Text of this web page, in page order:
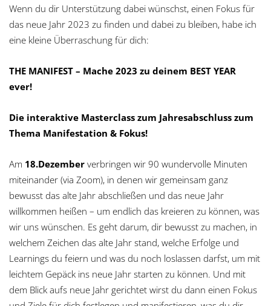
Wenn du dir Unterstützung dabei wünschst, einen Fokus für
das neue Jahr 2023 zu finden und dabei zu bleiben, habe ich
eine kleine Überraschung für dich:
THE MANIFEST – Mache 2023 zu deinem BEST YEAR
ever!
Die interaktive Masterclass zum Jahresabschluss zum
Thema Manifestation & Fokus!
Am 18.Dezember verbringen wir 90 wundervolle Minuten
miteinander (via Zoom), in denen wir gemeinsam ganz
bewusst das alte Jahr abschließen und das neue Jahr
willkommen heißen – um endlich das kreieren zu können, was
wir uns wünschen. Es geht darum, dir bewusst zu machen, in
welchem Zeichen das alte Jahr stand, welche Erfolge und
Learnings du feiern und was du noch loslassen darfst, um mit
leichtem Gepäck ins neue Jahr starten zu können. Und mit
dem Blick aufs neue Jahr gerichtet wirst du dann einen Fokus